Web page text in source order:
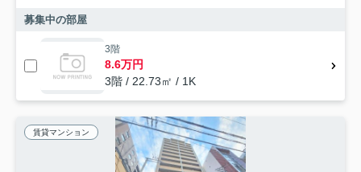
募集中の部屋
3階
8.6万円
3階 / 22.73㎡ / 1K
賃貸マンション